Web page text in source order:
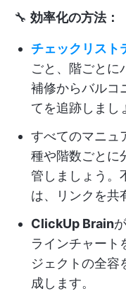
🔧 効率化の方法：
チェックリスト
ごと、階ごとに
補修からバルコ
てを追跡しまし
すべてのマニュ
種や階数ごとに
管しましょう。
は、リンクを共
ClickUp Brain
ラインチャート
ジェクトの全容
成します。